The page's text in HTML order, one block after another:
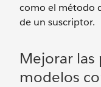
como el método
de un suscriptor.
Mejorar las
modelos